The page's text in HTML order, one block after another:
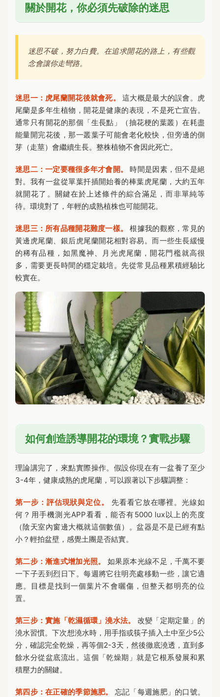
關於開花，你必須先破除的迷思
迷思不破，努力白費。在追求開花的路上，有些觀
念會讓你走彎路。
迷思一：虎尾蘭開花後就會死。
這大概是最大的誤會。虎
尾蘭是多年生植物，開花是健康的表現，不是死亡宣告。
通常只有開花的那個「生長點」（抽花梗的葉叢）在耗盡
能量開完花後，那一叢葉子可能會老化較快，但旁邊的側
芽（走莖）會繼續生長。整株植物不會因此死亡。
迷思二：一定要種很多年才會開。
時間是因素，但不是絕
對。我有一盆從單葉扦插開始養的棒葉虎尾蘭，大約五年
就開花了。關鍵在於上述條件的綜合滿足，而非單純等
待。環境對了，年輕的成熟植株也可能開花。
迷思三：所有品種開花難度一樣。
根據我的觀察，常見的
黃邊虎尾蘭、銀后虎尾蘭開花相對容易。而一些生長緩慢
的稀有品種，如黑魔神、月光虎尾蘭，開花門檻就高很
多，需要更長時間的穩定栽培。先從常見品種累積經驗比
較實在。
如何創造誘導開花的環境？實戰步驟
理論講完了，來點實際操作。假設你現在有一盆養了至少
3-4年，健康成熟的虎尾蘭，可以跟著以下步驟調整：
第一步：評估現狀與定位。
先看看它放在哪裡。光線如
何？用手機測光APP看看，能否有5000 lux以上的亮度
（陰天室內窗邊大概就這個數值）。盆器是不是已經有點
小？輕拍盆壁，感覺土團是否結實。
第二步：漸進式增加光照。
如果原本光線不足，千萬不要
一下子丟到烈日下。每週將它往明亮處移動一些，讓它適
應。目標是找到一個葉片不會曬傷，但整天都明亮的位
置。
第三步：實施「乾濕循環」澆水法。
改變「定期定量」的
澆水習慣。下次想澆水時，用手指或筷子插入土中至少5公
分，確認完全乾燥，再等個2-3天，然後徹底澆透，直到多
餘水分從盆底流出。這個「乾燥期」就是它根系發展和累
積壓力的關鍵。
第四步：在正確的季節施肥。
忘記「每週施肥」的口號。